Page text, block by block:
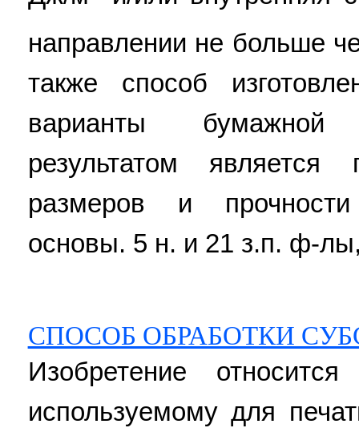
направлении не больше
также способ
варианты бумажной
результатом является
размеров и
основы. 5 н. и 21 з.п. ф-
СПОСОБ ОБРАБОТКИ
Изобретение
используемому для